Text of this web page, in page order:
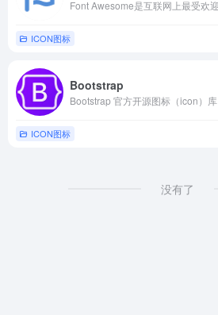
ICON图标
Bootstrap
Bootstrap 官方开源图标（icon）库
ICON图标
没有了